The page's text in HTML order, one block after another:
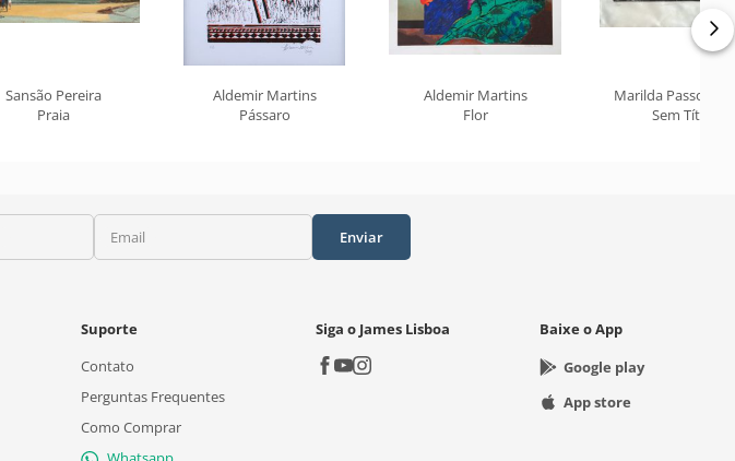
Sansão Pereira
Praia
Aldemir Martins
Pássaro
Aldemir Martins
Flor
Marilda Passos
Sem Título
Email Enviar
Suporte
Contato
Perguntas Frequentes
Como Comprar
Siga o James Lisboa
Baixe o App
Google play
App store